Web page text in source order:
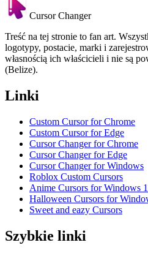
Cursor Changer
Treść na tej stronie to fan art.
logotypy, postacie, marki i
własnością ich właścicieli i nie są
(Belize).
Linki
Custom Cursor for Chrome
Custom Cursor for Edge
Cursor Changer for Chrome
Cursor Changer for Edge
Cursor Changer for Windows
Roblox Custom Cursors
Anime Cursors for Windows
Halloween Cursors for
Sweet and eazy Cursors
Szybkie linki